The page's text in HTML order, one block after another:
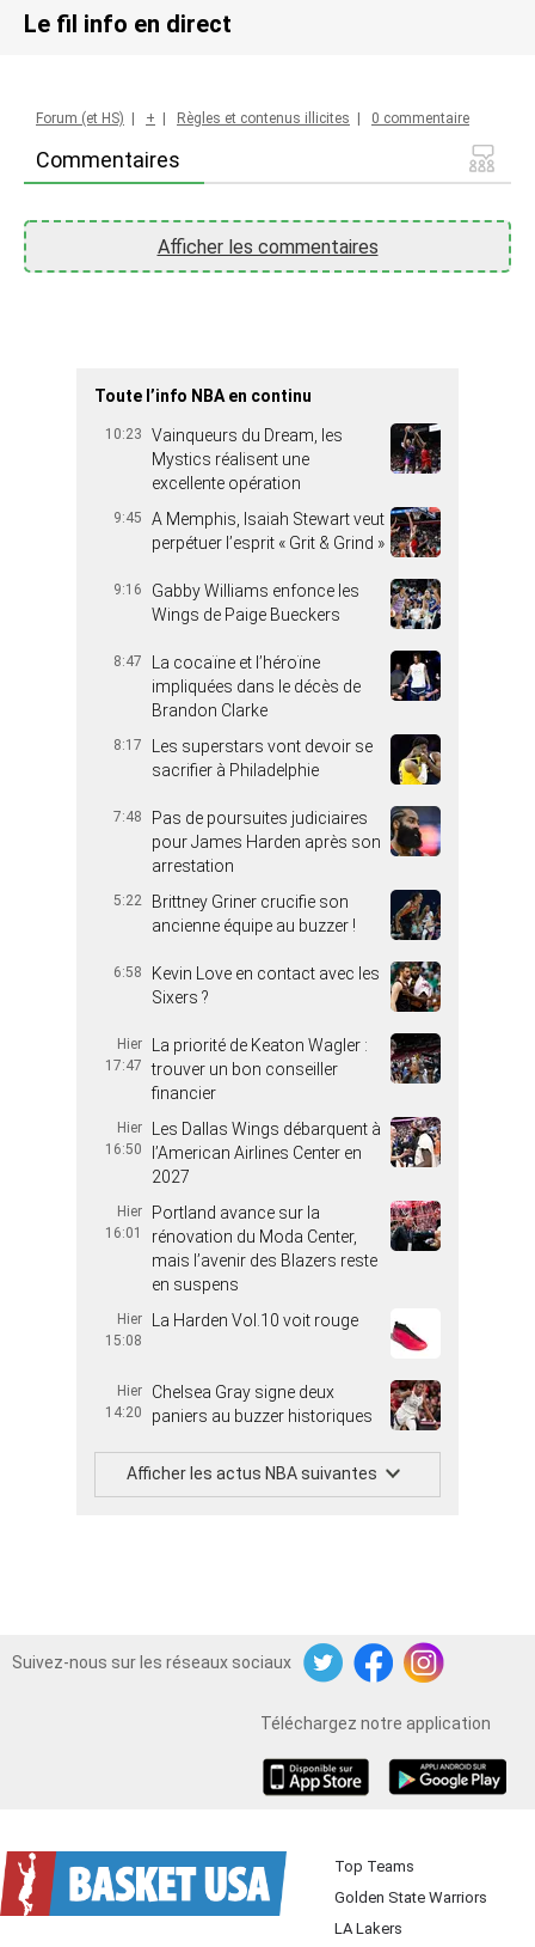
Le fil info en direct
Commentaires
Forum (et HS) + Règles et contenus illicites 0 commentaire
Afficher les commentaires
Toute l’info NBA en continu
10:23
Vainqueurs du Dream, les
Mystics réalisent une
excellente opération
9:45
A Memphis, Isaiah Stewart veut
perpétuer l’esprit « Grit & Grind »
9:16
Gabby Williams enfonce les
Wings de Paige Bueckers
8:47
La cocaïne et l’héroïne
impliquées dans le décès de
Brandon Clarke
8:17
Les superstars vont devoir se
sacrifier à Philadelphie
7:48
Pas de poursuites judiciaires
pour James Harden après son
arrestation
5:22
Brittney Griner crucifie son
ancienne équipe au buzzer !
6:58
Kevin Love en contact avec les
Sixers ?
Hier
17:47
La priorité de Keaton Wagler :
trouver un bon conseiller
financier
Hier
16:50
Les Dallas Wings débarquent à
l’American Airlines Center en
2027
Hier
16:01
Portland avance sur la
rénovation du Moda Center,
mais l’avenir des Blazers reste
en suspens
Hier
15:08
La Harden Vol.10 voit rouge
Hier
14:20
Chelsea Gray signe deux
paniers au buzzer historiques
Afficher les actus NBA suivantes
Suivez-nous sur les réseaux sociaux
TwitterFacebookInstagram
Téléchargez notre application
Top Teams
Golden State Warriors
LA Lakers